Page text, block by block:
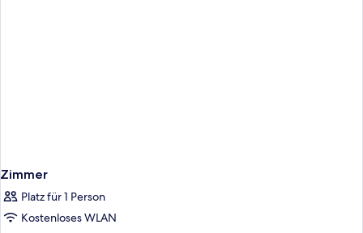
Zimmer
Platz für 1 Person
Kostenloses WLAN